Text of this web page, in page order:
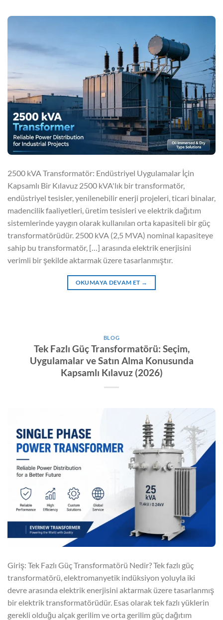
2500 kVA Transformatör: Endüstriyel Uygulamalar İçin
Kapsamlı Bir Kılavuz 2500 kVA'lık bir transformatör,
endüstriyel tesisler, yenilenebilir enerji projeleri, ticari binalar,
madencilik faaliyetleri, üretim tesisleri ve elektrik dağıtım
sistemlerinde yaygın olarak kullanılan orta kapasiteli bir güç
transformatörüdür. 2500 kVA (2,5 MVA) nominal kapasiteye
sahip bu transformatör, […] arasında elektrik enerjisini
verimli bir şekilde aktarmak üzere tasarlanmıştır.
OKUMAYA DEVAM ET →
BLOG
Tek Fazlı Güç Transformatörü: Seçim,
Uygulamalar ve Satın Alma Konusunda
Kapsamlı Kılavuz (2026)
Giriş: Tek Fazlı Güç Transformatörü Nedir? Tek fazlı güç
transformatörü, elektromanyetik indüksiyon yoluyla iki
devre arasında elektrik enerjisini aktarmak üzere tasarlanmış
bir elektrik transformatörüdür. Esas olarak tek fazlı yüklerin
gerekli olduğu alçak gerilim ve orta gerilim güç dağıtım